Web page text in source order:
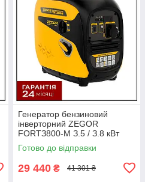
Генератор бензиновий
інверторний ZEGOR
FORTЗ800-M З.5 / З.8 кВт
ручний стартер cepiя
Professional
Готово до відправки
29 440 ₴ 41 301 ₴